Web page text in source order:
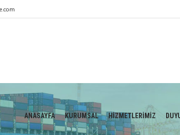
ANASAYFA KURUMSAL HİZMETLERİMİZ